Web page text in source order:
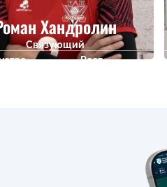
Хандролин
Связующий
Рост